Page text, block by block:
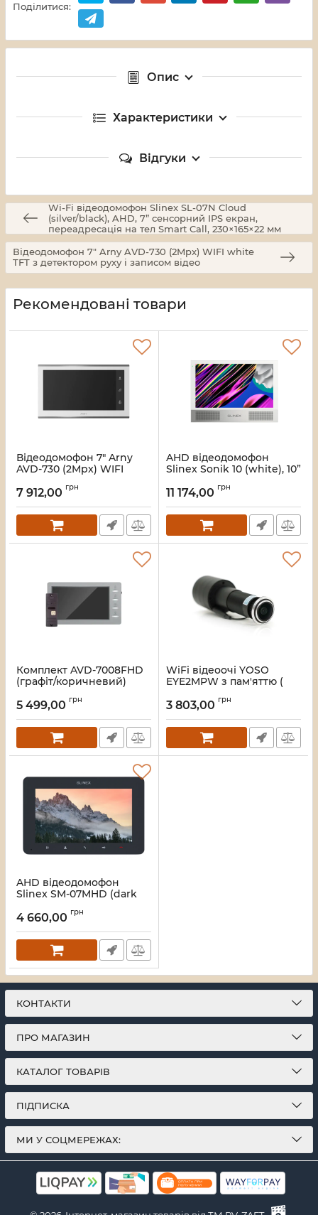
Поділитися:
Опис
Характеристики
Відгуки
Wi-Fi відеодомофон Slinex SL-07N Cloud
(silver/black), AHD, 7” сенсорний IPS екран,
переадресація на тел Smart Call, 230×165×22 мм
Відеодомофон 7" Arny AVD-730 (2Mpx) WIFI white
TFT з детектором руху і записом відео
Рекомендовані товари
Відеодомофон 7" Arny
AVD-730 (2Mpx) WIFI
руху і записом відео
Артикул:116165
7 912,00 грн
AHD відеодомофон
Slinex Sonik 10 (white), 10”
запис руху, слот
Артикул:36568
11 174,00 грн
Комплект AVD-7008FHD
(графіт/коричневий)
5 499,00 грн
WiFi відеоочі YOSO
EYE2MPW з пам'яттю (
APP Tuya smart )
Артикул:24256
3 803,00 грн
AHD відеодомофон
Slinex SM-07MHD (dark
руху, слот microSD,
Артикул:36602
4 660,00 грн
КОНТАКТИ
ПРО МАГАЗИН
КАТАЛОГ ТОВАРІВ
ПІДПИСКА
МИ У СОЦМЕРЕЖАХ: